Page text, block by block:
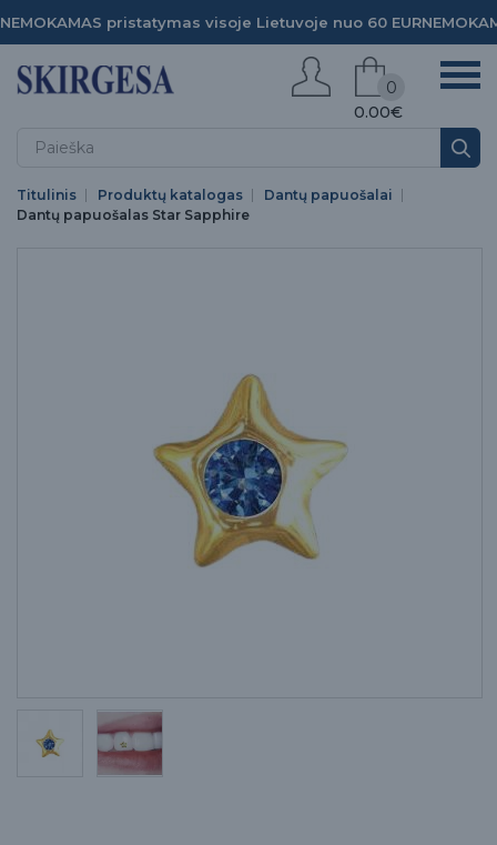
NEMOKAMAS pristatymas visoje Lietuvoje nuo 60 EUR
0.00€
0
Titulinis Produktų katalogas
Dantų papuošalai
Dantų papuošalas Star Sapphire